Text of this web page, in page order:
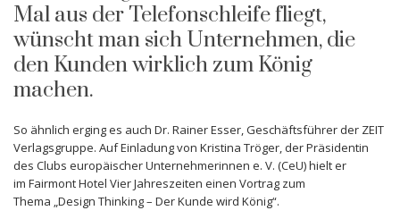
Mal aus der Telefonschleife fliegt,
wünscht man sich Unternehmen, die
den Kunden wirklich zum König
machen.
So ähnlich erging es auch Dr. Rainer Esser, Geschäftsführer der ZEIT
Verlagsgruppe. Auf Einladung von Kristina Tröger, der Präsidentin
des Clubs europäischer Unternehmerinnen e. V. (CeU) hielt er
im Fairmont Hotel Vier Jahreszeiten einen Vortrag zum
Thema „Design Thinking – Der Kunde wird König“.